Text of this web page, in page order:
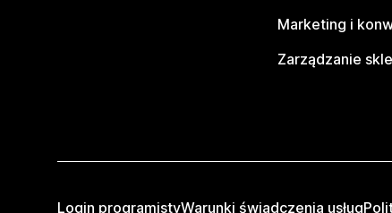
Marketing i
Zarządzanie
Login programistyWarunki świadczenia usług